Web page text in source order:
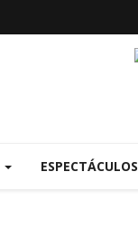
ESPECTÁCULOS